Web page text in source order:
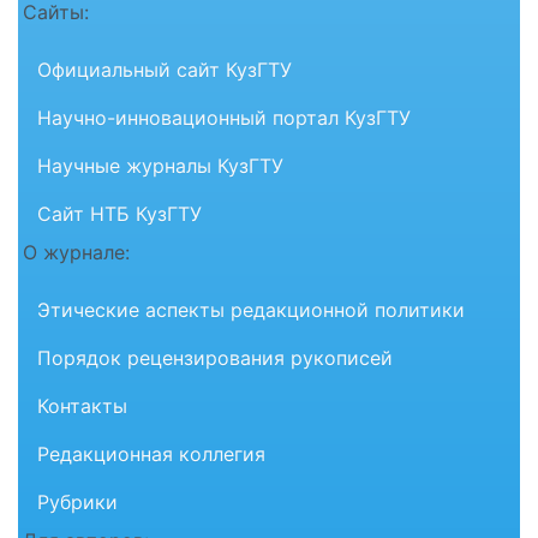
Сайты:
Официальный сайт КузГТУ
Научно-инновационный портал КузГТУ
Научные журналы КузГТУ
Сайт НТБ КузГТУ
О журнале:
Этические аспекты редакционной политики
Порядок рецензирования рукописей
Контакты
Редакционная коллегия
Рубрики